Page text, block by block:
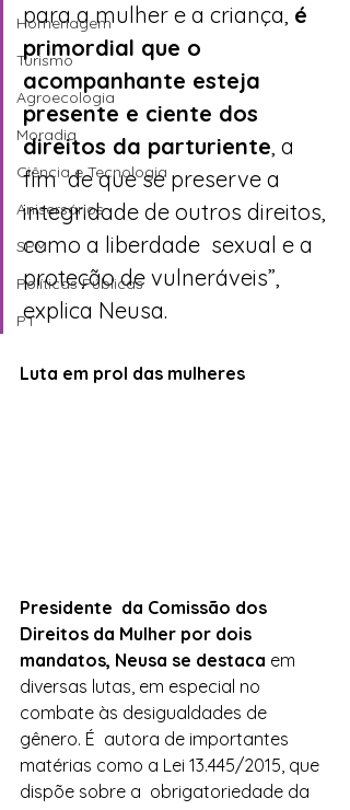
Homenagem
Turismo
Agroecologia
Moradia
Ciência e Tecnologia
Anisersários
SPM
Políticas Públicas
PT
para a mulher e a criança, é
primordial que o
acompanhante esteja
presente e ciente dos
direitos da parturiente, a
fim  de que se preserve a
integridade de outros direitos,
como a liberdade  sexual e a
proteção de vulneráveis”,
explica Neusa.
Luta em prol das mulheres
Presidente  da Comissão dos
Direitos da Mulher por dois
mandatos, Neusa se destaca em
diversas lutas, em especial no
combate às desigualdades de
gênero. É  autora de importantes
matérias como a Lei 13.445/2015, que
dispõe sobre a  obrigatoriedade da